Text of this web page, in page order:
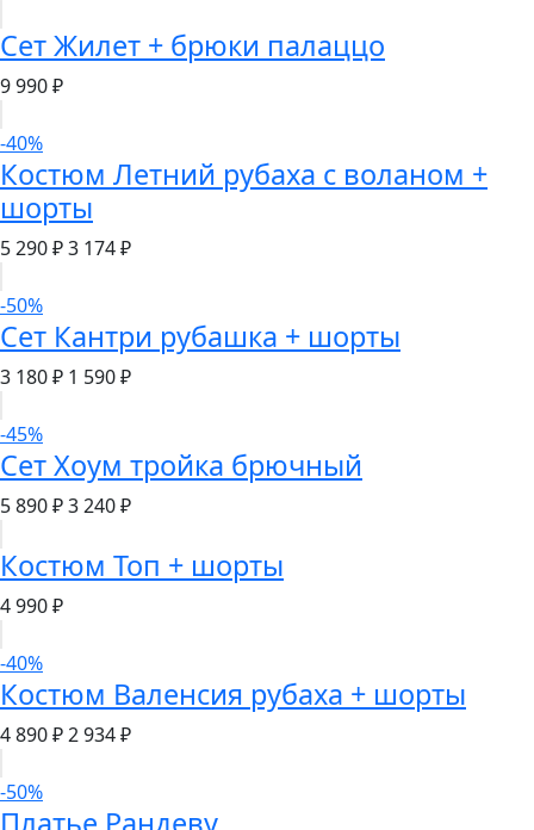
Сет Жилет + брюки палаццо
9 990 ₽
-40%
Костюм Летний рубаха с воланом +
шорты
5 290 ₽3 174 ₽
-50%
Сет Кантри рубашка + шорты
3 180 ₽ 1 590 ₽
-45%
Сет Хоум тройка брючный
5 890 ₽3 240 ₽
Костюм Топ + шорты
4 990 ₽
-40%
Костюм Валенсия рубаха + шорты
4 890 ₽2 934 ₽
-50%